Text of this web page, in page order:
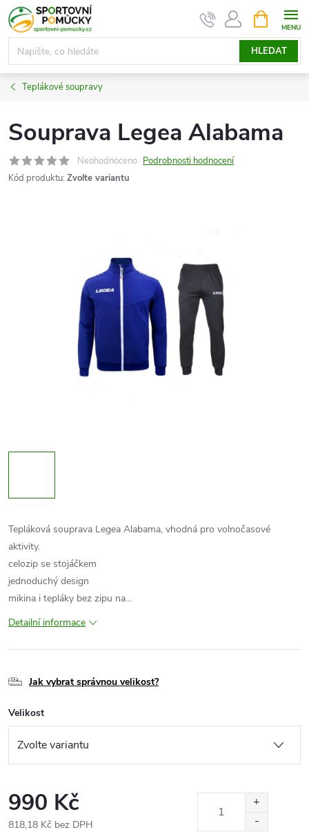
Přejít
na
obsah
HLEDAT
NÁKUPNÍ
KOŠÍK
Teplákové soupravy
Souprava Legea Alabama
Neohodnoceno Podrobnosti hodnocení
Kód produktu: Zvolte variantu
Tepláková souprava Legea Alabama, vhodná pro volnočasové
aktivity.
celozip se stojáčkem
jednoduchý design
mikina i tepláky bez zipu na…
Detailní informace
Jak vybrat správnou velikost?
Velikost
990 Kč
818,18 Kč bez DPH